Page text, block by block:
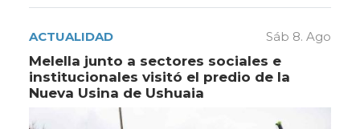
ACTUALIDAD Sáb 8. Ago
Melella junto a sectores sociales e
institucionales visitó el predio de la
Nueva Usina de Ushuaia